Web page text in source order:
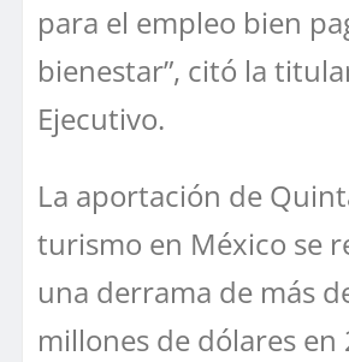
para el empleo bien
bienestar”, citó la
Ejecutivo.
La aportación de
turismo en México se
una derrama de más
millones de dólares en